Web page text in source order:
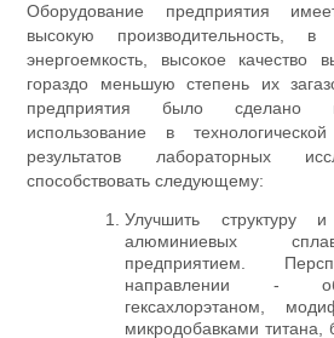
Оборудование предприятия
высокую
энергоемкость, высокое качество
гораздо меньшую степень их
предприятия было сделано
использование в
результатов лабораторных
способствовать следующему:
Улучшить структуру
алюминиевых
предприятием.
направлении -
гексахлорэтаном,
микродобавками титана,